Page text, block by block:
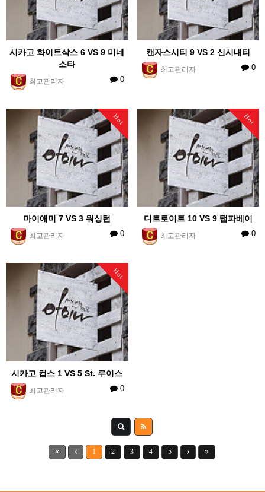
시카고 화이트삭스 6 VS 9 미네
소타
최고관리자 0
캔자스시티 9 VS 2 신시내티
최고관리자 0
Hot
마이애미 7 VS 3 워싱턴
최고관리자 0
Hot
디트로이트 10 VS 9 탬파베이
최고관리자 0
Hot
시카고 컵스 1 VS 5 St. 루이스
최고관리자 0
1 2 3 4 5